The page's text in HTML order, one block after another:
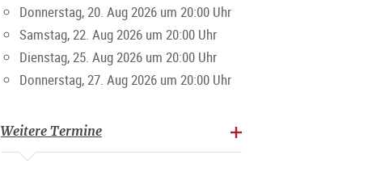
Donnerstag, 20. Aug 2026 um 20:00 Uhr
Samstag, 22. Aug 2026 um 20:00 Uhr
Dienstag, 25. Aug 2026 um 20:00 Uhr
Donnerstag, 27. Aug 2026 um 20:00 Uhr
Weitere Termine